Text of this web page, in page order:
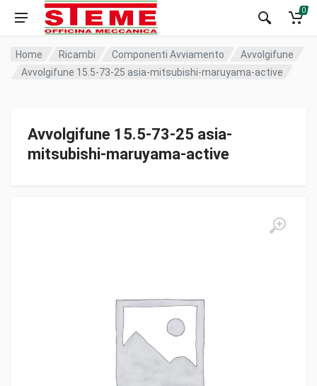
0
Home Ricambi Componenti Avviamento
Avvolgifune
Avvolgifune 15.5-73-25 asia-mitsubishi-maruyama-active
Avvolgifune 15.5-73-25 asia-
mitsubishi-maruyama-active